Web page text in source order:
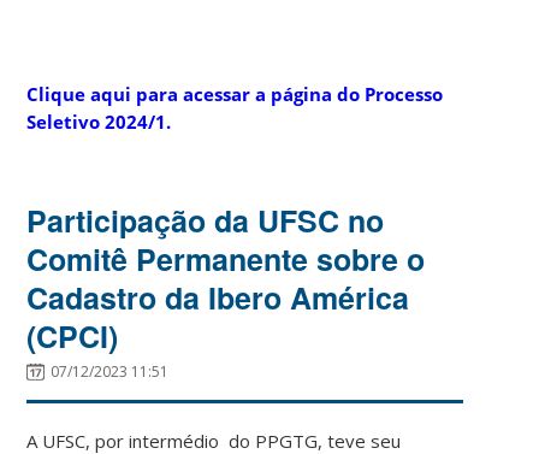
Clique aqui para acessar a página do Processo
Seletivo 2024/1.
Participação da UFSC no
Comitê Permanente sobre o
Cadastro da Ibero América
(CPCI)
07/12/2023 11:51
A UFSC, por intermédio do PPGTG, teve seu